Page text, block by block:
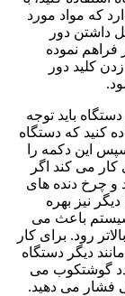
که مواد مورد
داشتن دور
فراهم نموده
کلید دور
باید توجه
کنید که دستگاه
این دکمه را
می کند اگر
و چرخ دنده های
نیز بهره
باعث می
رود. برای کار
دیگر دستگاه
گوشتکوب می
فشار می دهید.